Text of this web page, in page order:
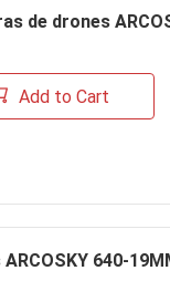
de drones
Add to Cart
640-